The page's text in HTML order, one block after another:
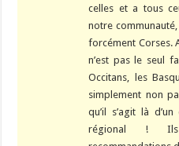
celles et a tous
notre
forcément Corses.
n’est pas le seul
Occitans, les
simplement non
qu’il s’agit là
régional ! Ils